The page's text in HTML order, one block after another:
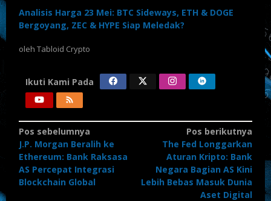
Analisis Harga 23 Mei: BTC Sideways, ETH & DOGE
Bergoyang, ZEC & HYPE Siap Meledak?
oleh Tabloid Crypto
Ikuti Kami Pada
Navigasi
pos
Pos sebelumnya
J.P. Morgan Beralih ke
Ethereum: Bank Raksasa
AS Percepat Integrasi
Blockchain Global
Pos berikutnya
The Fed Longgarkan
Aturan Kripto: Bank
Negara Bagian AS Kini
Lebih Bebas Masuk Dunia
Aset Digital